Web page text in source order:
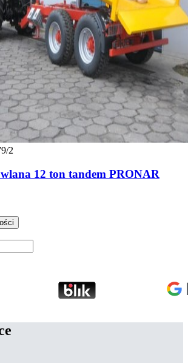
2
12 ton tandem PRONAR